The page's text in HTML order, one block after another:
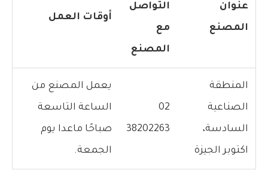
عنوان
المصنع
التواصل
مع
المصنع
أوقات العمل
المنطقة
الصناعية
السادسة،
اكتوبر الجيزة
02
38202263
يعمل المصنع من
الساعة التاسعة
صباحًا ماعدا يوم
الجمعة.